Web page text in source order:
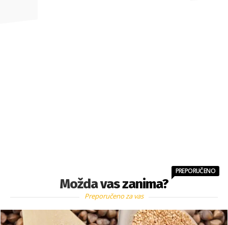
Možda vas zanima?
PREPORUČENO
Preporučeno za vas